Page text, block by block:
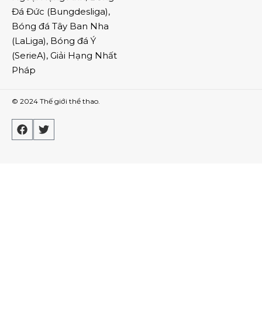
Đá Đức (Bungdesliga),
Bóng đá Tây Ban Nha
(LaLiga), Bóng đá Ý
(SerieA), Giải Hạng Nhất
Pháp
© 2024 Thế giới thể thao.